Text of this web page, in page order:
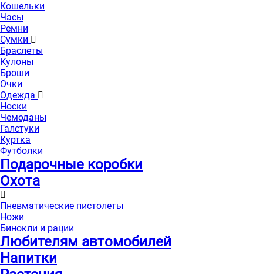
Кошельки
Часы
Ремни
Сумки
Браслеты
Кулоны
Броши
Очки
Одежда
Носки
Чемоданы
Галстуки
Куртка
Футболки
Подарочные коробки
Охота
Пневматические пистолеты
Ножи
Бинокли и рации
Любителям автомобилей
Напитки